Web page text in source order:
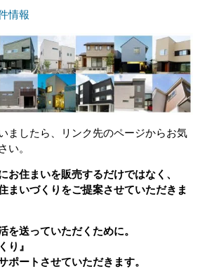
情報
ましたら、リンク先のページからお気
い。
お住まいを販売するだけではなく、
まいづくりをご提案させていただきま
を送っていただくために。
り』
ポートさせていただきます。